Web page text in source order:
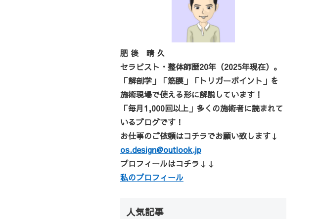
肥 後 晴 久
セラピスト・整体師歴20年（2025年現在）。
「解剖学」「筋膜」「トリガーポイント」を
施術現場で使える形に解説しています！
「毎月1,000回以上」多くの施術者に読まれて
いるブログです！
お仕事のご依頼はコチラでお願い致します↓
os.design@outlook.jp
プロフィールはコチラ↓↓
私のプロフィール
人気記事